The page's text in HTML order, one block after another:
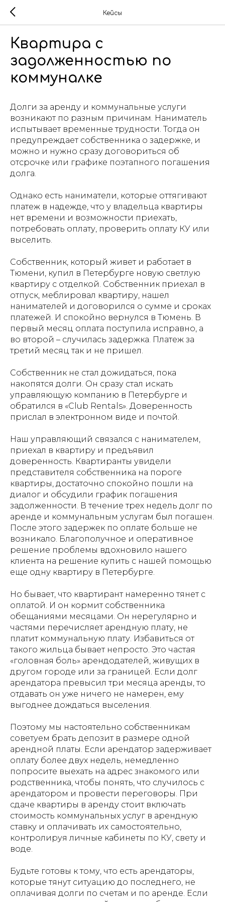
Кейсы
Квартира с
задолженностью по
коммуналке
Долги за аренду и коммунальные услуги
возникают по разным причинам. Наниматель
испытывает временные трудности. Тогда он
предупреждает собственника о задержке, и
можно и нужно сразу договориться об
отсрочке или графике поэтапного погашения
долга.
Однако есть наниматели, которые оттягивают
платеж в надежде, что у владельца квартиры
нет времени и возможности приехать,
потребовать оплату, проверить оплату КУ или
выселить.
Собственник, который живет и работает в
Тюмени, купил в Петербурге новую светлую
квартиру с отделкой. Собственник приехал в
отпуск, меблировал квартиру, нашел
нанимателей и договорился о сумме и сроках
платежей. И спокойно вернулся в Тюмень. В
первый месяц оплата поступила исправно, а
во второй – случилась задержка. Платеж за
третий месяц так и не пришел.
Собственник не стал дожидаться, пока
накопятся долги. Он сразу стал искать
управляющую компанию в Петербурге и
обратился в «Club Rentals». Доверенность
прислал в электронном виде и почтой.
Наш управляющий связался с нанимателем,
приехал в квартиру и предъявил
доверенность. Квартиранты увидели
представителя собственника на пороге
квартиры, достаточно спокойно пошли на
диалог и обсудили график погашения
задолженности. В течение трех недель долг по
аренде и коммунальным услугам был погашен.
После этого задержек по оплате больше не
возникало. Благополучное и оперативное
решение проблемы вдохновило нашего
клиента на решение купить с нашей помощью
еще одну квартиру в Петербурге.
Но бывает, что квартирант намеренно тянет с
оплатой. И он кормит собственника
обещаниями месяцами. Он нерегулярно и
частями перечисляет арендную плату, не
платит коммунальную плату. Избавиться от
такого жильца бывает непросто. Это частая
«головная боль» арендодателей, живущих в
другом городе или за границей. Если долг
арендатора превысил три месяца аренды, то
отдавать он уже ничего не намерен, ему
выгоднее дождаться выселения.
Поэтому мы настоятельно собственникам
советуем брать депозит в размере одной
арендной платы. Если арендатор задерживает
оплату более двух недель, немедленно
попросите выехать на адрес знакомого или
родственника, чтобы понять, что случилось с
арендатором и провести переговоры. При
сдаче квартиры в аренду стоит включать
стоимость коммунальных услуг в арендную
ставку и оплачивать их самостоятельно,
контролируя личные кабинеты по КУ, свету и
воде.
Будьте готовы к тому, что есть арендаторы,
которые тянут ситуацию до последнего, не
оплачивая долги по счетам и по аренде. Если